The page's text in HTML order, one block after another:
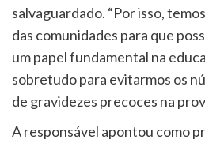
salvaguardado. “Por isso,
das comunidades para que
um papel fundamental na
sobretudo para evitarmos os
de gravidezes precoces na
A responsável apontou como